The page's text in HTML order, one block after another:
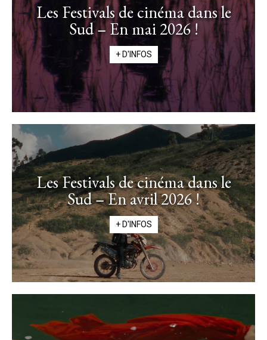
Les Festivals de cinéma dans le
Sud – En mai 2026 !
+ D'INFOS
Les Festivals de cinéma dans le
Sud – En avril 2026 !
+ D'INFOS